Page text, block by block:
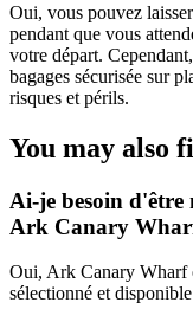
Oui, vous pouvez
pendant que vous
votre départ.
bagages sécurisée sur
risques et périls.
You may also
Ai-je besoin d'être
Ark Canary
Oui, Ark Canary Wharf
sélectionné et